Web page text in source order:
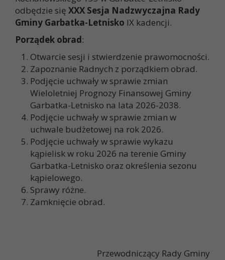
odbędzie się XXX Sesja Nadzwyczajna Rady
Gminy Garbatka-Letnisko IX kadencji.
Porządek obrad:
Otwarcie sesji i stwierdzenie prawomocności.
Zapoznanie Radnych z porządkiem obrad.
Podjęcie uchwały w sprawie zmian
Wieloletniej Prognozy Finansowej Gminy
Garbatka-Letnisko na lata 2026-2038.
Podjęcie uchwały w sprawie zmian w
uchwale budżetowej na rok 2026.
Podjęcie uchwały w sprawie wykazu
kąpielisk w roku 2026 na terenie Gminy
Garbatka-Letnisko oraz określenia sezonu
kąpielowego.
Sprawy różne.
Zamknięcie obrad.
Przewodniczący Rady Gminy